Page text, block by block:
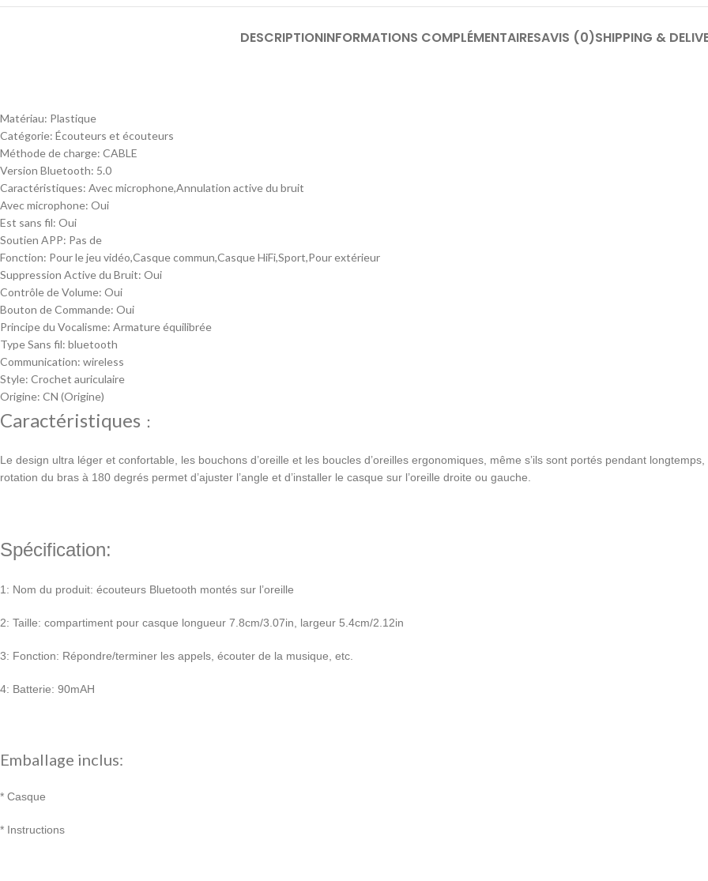
DESCRIPTIONINFORMATIONS COMPLÉMENTAIRESAVIS (0)SHIPPING &
Matériau: Plastique
Catégorie: Écouteurs et écouteurs
Méthode de charge: CABLE
Version Bluetooth: 5.0
Caractéristiques: Avec microphone,Annulation active du bruit
Avec microphone: Oui
Est sans fil: Oui
Soutien APP: Pas de
Fonction: Pour le jeu vidéo,Casque commun,Casque HiFi,Sport,Pour extérieur
Suppression Active du Bruit: Oui
Contrôle de Volume: Oui
Bouton de Commande: Oui
Principe du Vocalisme: Armature équilibrée
Type Sans fil: bluetooth
Communication: wireless
Style: Crochet auriculaire
Origine: CN (Origine)
Caractéristiques ：
Le design ultra léger et confortable, les bouchons d’oreille et les boucles d’oreilles ergonomiques, même s’ils sont portés pendant
rotation du bras à 180 degrés permet d’ajuster l’angle et d’installer le casque sur l’oreille droite ou gauche.
Spécification:
1: Nom du produit: écouteurs Bluetooth montés sur l’oreille
2: Taille: compartiment pour casque longueur 7.8cm/3.07in, largeur 5.4cm/2.12in
3: Fonction: Répondre/terminer les appels, écouter de la musique, etc.
4: Batterie: 90mAH
Emballage inclus:
* Casque
* Instructions